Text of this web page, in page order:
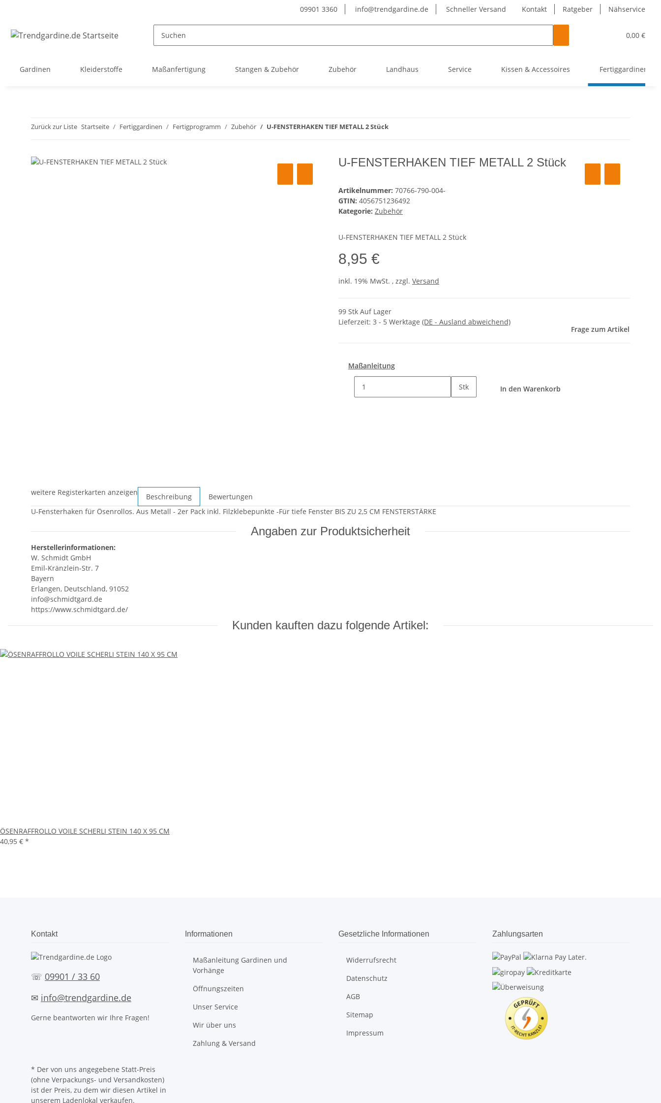
Kontakt Ratgeber Nähservice
09901 3360 info@trendgardine.de Schneller Versand
0,00 €
Gardinen Kleiderstoffe Maßanfertigung Stangen & Zubehör Zubehör Landhaus Service Kissen & Accessoires Fertiggardinen
Zurück zur Liste Startseite Fertiggardinen Fertigprogramm Zubehör U-FENSTERHAKEN TIEF METALL 2 Stück
U-FENSTERHAKEN TIEF METALL 2 Stück
Artikelnummer: 70766-790-004-
GTIN: 4056751236492
Kategorie: Zubehör
U-FENSTERHAKEN TIEF METALL 2 Stück
8,95 €
inkl. 19% MwSt. , zzgl. Versand
99 Stk Auf Lager
Lieferzeit: 3 - 5 Werktage (DE - Ausland abweichend)
Frage zum Artikel
Maßanleitung
Stk In den Warenkorb
weitere Registerkarten anzeigen Beschreibung
Bewertungen
U-Fensterhaken für Ösenrollos. Aus Metall - 2er Pack inkl. Filzklebepunkte -Für tiefe Fenster BIS ZU 2,5 CM FENSTERSTÄRKE
Angaben zur Produktsicherheit
Herstellerinformationen:
W. Schmidt GmbH
Emil-Kränzlein-Str. 7
Bayern
Erlangen, Deutschland, 91052
info@schmidtgard.de
https://www.schmidtgard.de/
Kunden kauften dazu folgende Artikel:
ÖSENRAFFROLLO VOILE SCHERLI STEIN 140 X 95 CM
40,95 € *
Kontakt
☏ 09901 / 33 60
✉ info@trendgardine.de
Gerne beantworten wir Ihre Fragen!
Informationen
Maßanleitung Gardinen und
Vorhänge
Öffnungszeiten
Unser Service
Wir über uns
Zahlung & Versand
Gesetzliche Informationen
Widerrufsrecht
Datenschutz
AGB
Sitemap
Impressum
Zahlungsarten
* Der von uns angegebene Statt-Preis
(ohne Verpackungs- und Versandkosten)
ist der Preis, zu dem wir diesen Artikel in
unserem Ladenlokal verkaufen.